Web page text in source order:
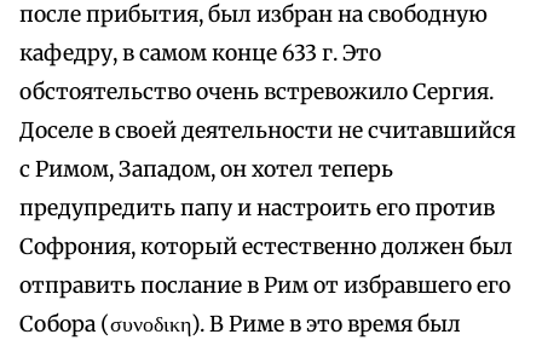
после прибытия, был избран на свободную
кафедру, в самом конце 633 г. Это
обстоятельство очень встревожило Сергия.
Доселе в своей деятельности не считавшийся
с Римом, Западом, он хотел теперь
предупредить папу и настроить его против
Софрония, который естественно должен был
отправить послание в Рим от избравшего его
Собора (συνοδικη). В Риме в это время был